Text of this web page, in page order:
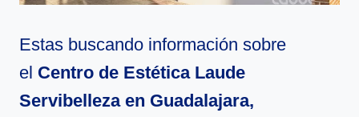
Estas buscando información sobre
el Centro de Estética Laude
Servibelleza en Guadalajara,